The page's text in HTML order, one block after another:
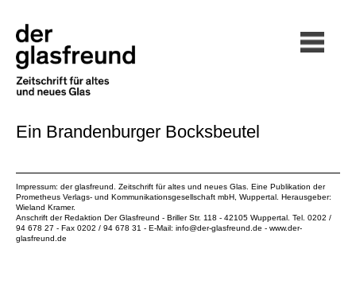
Ein Brandenburger Bocksbeutel
Impressum: der glasfreund. Zeitschrift für altes und neues Glas. Eine Publikation der
Prometheus Verlags- und Kommunikationsgesellschaft mbH , Wuppertal. Herausgeber:
Wieland Kramer.
Anschrift der Redaktion Der Glasfreund - Briller Str. 118 - 42105 Wuppertal. Tel. 0202 /
94 678 27 - Fax 0202 / 94 678 31 - E-Mail: info@der-glasfreund.de - www.der-
glasfreund.de